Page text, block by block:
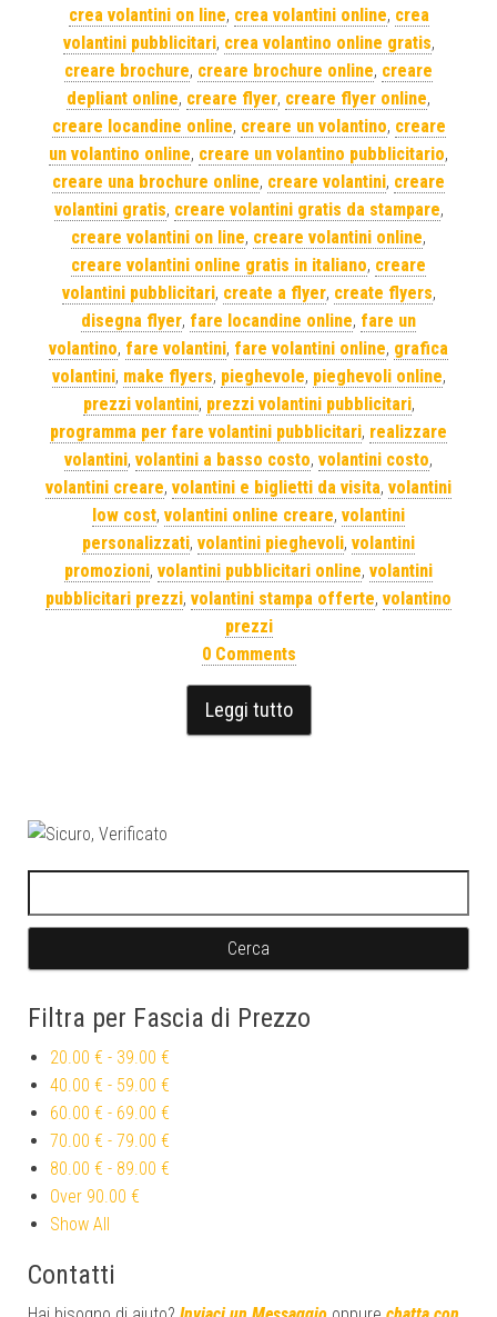
crea volantini on line, crea volantini online, crea
volantini pubblicitari, crea volantino online gratis,
creare brochure, creare brochure online, creare
depliant online, creare flyer, creare flyer online,
creare locandine online, creare un volantino, creare
un volantino online, creare un volantino pubblicitario,
creare una brochure online, creare volantini, creare
volantini gratis, creare volantini gratis da stampare,
creare volantini on line, creare volantini online,
creare volantini online gratis in italiano, creare
volantini pubblicitari, create a flyer, create flyers,
disegna flyer, fare locandine online, fare un
volantino, fare volantini, fare volantini online, grafica
volantini, make flyers, pieghevole, pieghevoli online,
prezzi volantini, prezzi volantini pubblicitari,
programma per fare volantini pubblicitari, realizzare
volantini, volantini a basso costo, volantini costo,
volantini creare, volantini e biglietti da visita, volantini
low cost, volantini online creare, volantini
personalizzati, volantini pieghevoli, volantini
promozioni, volantini pubblicitari online, volantini
pubblicitari prezzi, volantini stampa offerte, volantino
prezzi
0 Comments
Leggi tutto
Filtra per Fascia di Prezzo
20.00 € - 39.00 €
40.00 € - 59.00 €
60.00 € - 69.00 €
70.00 € - 79.00 €
80.00 € - 89.00 €
Over 90.00 €
Show All
Contatti